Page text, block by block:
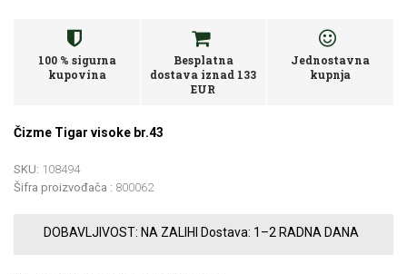
100 % sigurna
kupovina
Besplatna
dostava iznad 133
EUR
Jednostavna
kupnja
Čizme Tigar visoke br.43
SKU: 108494
Šifra proizvođača : 800062
DOBAVLJIVOST: NA ZALIHI Dostava: 1–2 RADNA DANA